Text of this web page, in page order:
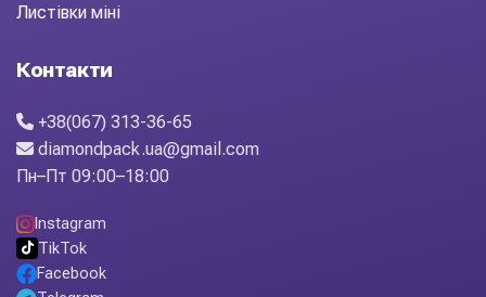
Листівки міні
Контакти
+38(067) 313-36-65
diamondpack.ua@gmail.com
Пн–Пт 09:00–18:00
Instagram
TikTok
Facebook